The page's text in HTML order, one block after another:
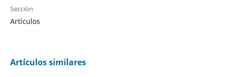
Sección
Artículos
Artículos similares